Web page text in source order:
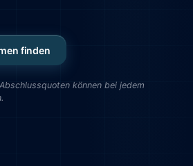
finden
können bei jedem